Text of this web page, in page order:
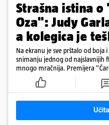
Strašna istina o
Oza": Judy
a kolegica je
Na ekranu je sve prštalo od boja
snimanju jednog od najslavnijih
mnogo mračnija. Premijera